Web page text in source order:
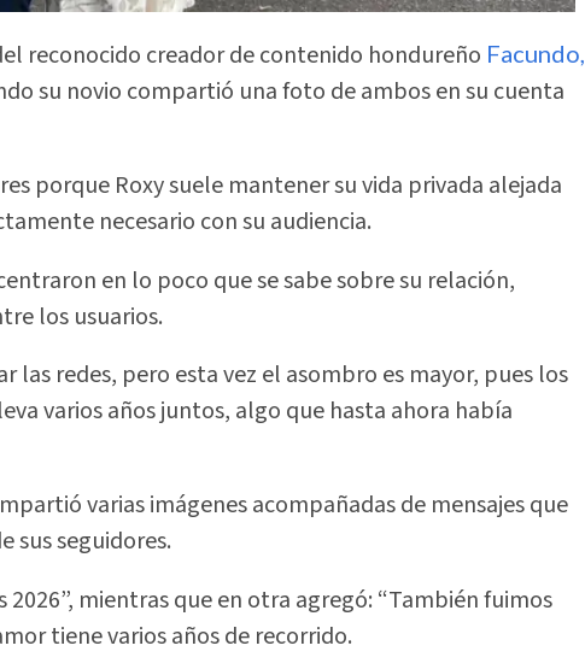
reconocido creador de contenido hondureño Facundo,
su novio compartió una foto de ambos en su cuenta
porque Roxy suele mantener su vida privada alejada
necesario con su audiencia.
en lo poco que se sabe sobre su relación,
los usuarios.
las redes, pero esta vez el asombro es mayor, pues los
varios años juntos, algo que hasta ahora había
varias imágenes acompañadas de mensajes que
sus seguidores.
2026”, mientras que en otra agregó: “También fuimos
tiene varios años de recorrido.